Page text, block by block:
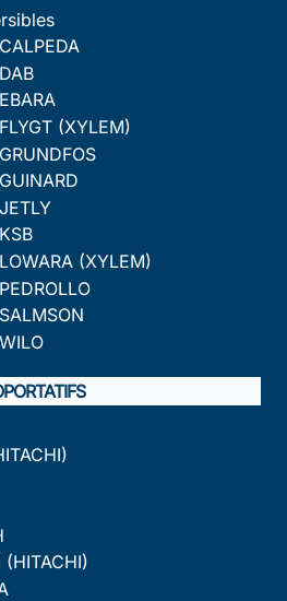
(XYLEM)
(XYLEM)
(HITACHI)